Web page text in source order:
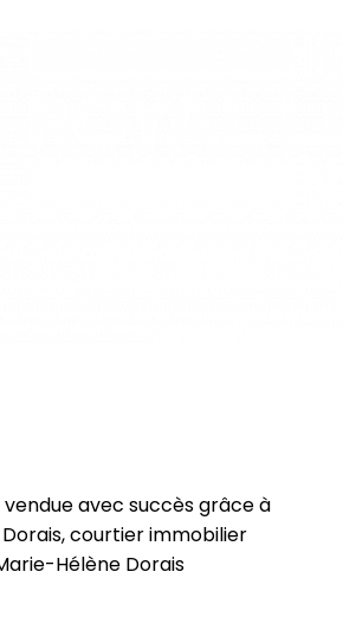
vendue avec succès grâce à
courtier immobilier
Hélène Dorais